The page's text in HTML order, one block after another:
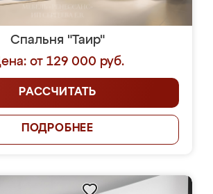
Спальня "Таир"
от 129 000 руб.
РАССЧИТАТЬ
ПОДРОБНЕЕ